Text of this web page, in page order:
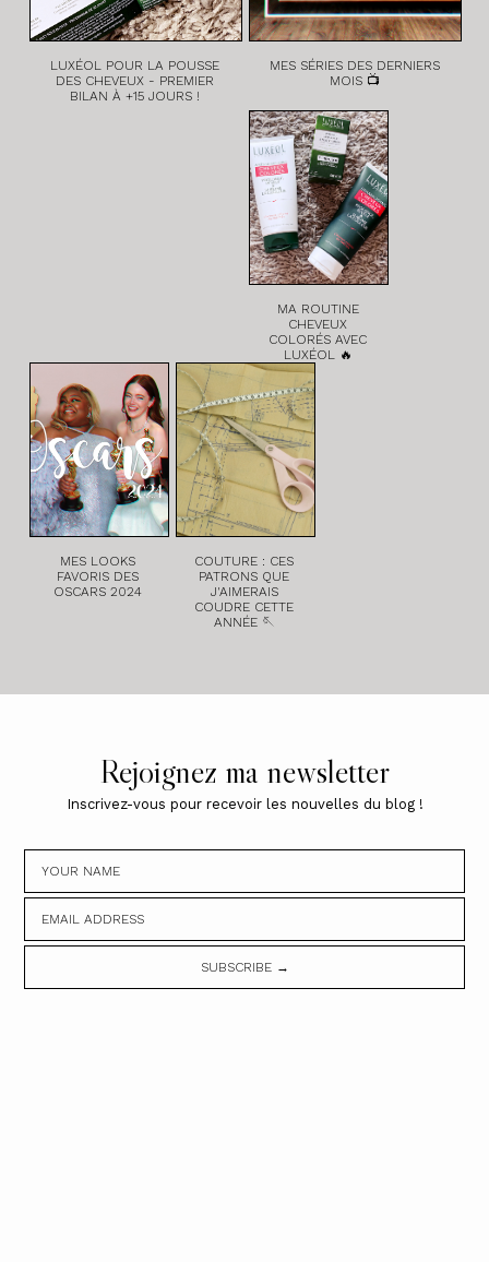
LUXÉOL POUR LA POUSSE
DES CHEVEUX - PREMIER
BILAN À +15 JOURS !
MES SÉRIES DES DERNIERS
MOIS 📺
MA ROUTINE
CHEVEUX
COLORÉS AVEC
LUXÉOL 🔥
MES LOOKS
FAVORIS DES
OSCARS 2024
COUTURE : CES
PATRONS QUE
J'AIMERAIS
COUDRE CETTE
ANNÉE 🪡
Rejoignez ma newsletter
Inscrivez-vous pour recevoir les nouvelles du blog !